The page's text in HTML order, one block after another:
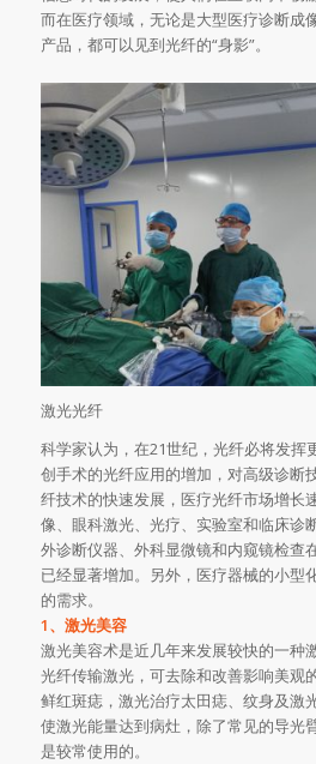
而在医疗领域，无论是大型医疗诊断成
产品，都可以见到光纤的“身影”。
激光光纤
科学家认为，在21世纪，光纤必将发挥
创手术的光纤应用的增加，对高级诊断
纤技术的快速发展，医疗光纤市场增长
像、眼科激光、光疗、实验室和临床诊
外诊断仪器、外科显微镜和内窥镜检查
已经显著增加。另外，医疗器械的小型
的需求。
1、激光美容
激光美容术是近几年来发展较快的一种
光纤传输激光，可去除和改善影响美观
鲜红斑痣，激光治疗太田痣、纹身及激
使激光能量达到病灶，除了常见的导光
是较常使用的。